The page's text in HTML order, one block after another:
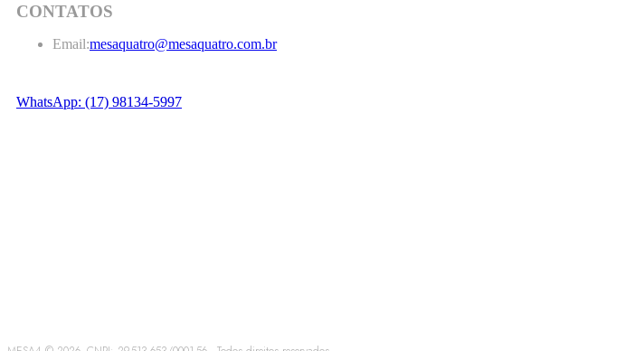
CONTATOS
Email:mesaquatro@mesaquatro.com.br
WhatsApp: (17) 98134-5997